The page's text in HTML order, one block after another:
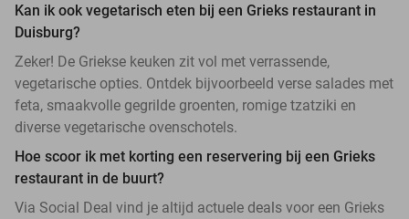
Kan ik ook vegetarisch eten bij een Grieks restaurant in
Duisburg?
Zeker! De Griekse keuken zit vol met verrassende,
vegetarische opties. Ontdek bijvoorbeeld verse salades met
feta, smaakvolle gegrilde groenten, romige tzatziki en
diverse vegetarische ovenschotels.
Hoe scoor ik met korting een reservering bij een Grieks
restaurant in de buurt?
Via Social Deal vind je altijd actuele deals voor een Grieks